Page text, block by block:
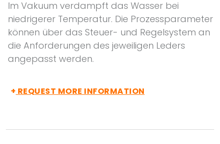
Im Vakuum verdampft das Wasser bei
niedrigerer Temperatur. Die Prozessparameter
können über das Steuer- und Regelsystem an
die Anforderungen des jeweiligen Leders
angepasst werden.
+ REQUEST MORE INFORMATION